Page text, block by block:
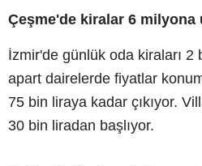
Çeşme'de kiralar 6 milyona
İzmir'de günlük oda kiraları 2
apart dairelerde fiyatlar
75 bin liraya kadar çıkıyor.
30 bin liradan başlıyor.